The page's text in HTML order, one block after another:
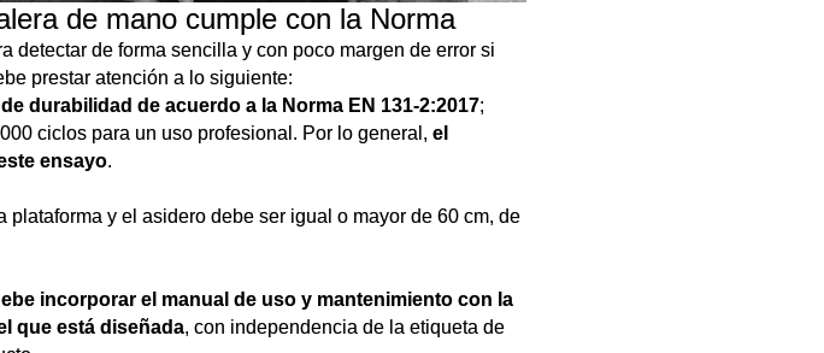
de mano cumple con la Norma
detectar de forma sencilla y con poco margen de error si
prestar atención a lo siguiente:
durabilidad de acuerdo a la Norma EN 131-2:2017;
ciclos para un uso profesional. Por lo general, el
ensayo.
y el asidero debe ser igual o mayor de 60 cm, de
incorporar el manual de uso y mantenimiento con la
que está diseñada, con independencia de la etiqueta de